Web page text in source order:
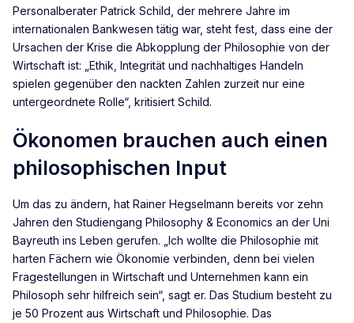
Personalberater Patrick Schild, der mehrere Jahre im
internationalen Bankwesen tätig war, steht fest, dass eine der
Ursachen der Krise die Abkopplung der Philosophie von der
Wirtschaft ist: „Ethik, Integrität und nachhaltiges Handeln
spielen gegenüber den nackten Zahlen zurzeit nur eine
untergeordnete Rolle“, kritisiert Schild.
Ökonomen brauchen auch einen
philosophischen Input
Um das zu ändern, hat Rainer Hegselmann bereits vor zehn
Jahren den Studiengang Philosophy & Economics an der Uni
Bayreuth ins Leben gerufen. „Ich wollte die Philosophie mit
harten Fächern wie Ökonomie verbinden, denn bei vielen
Fragestellungen in Wirtschaft und Unternehmen kann ein
Philosoph sehr hilfreich sein“, sagt er. Das Studium besteht zu
je 50 Prozent aus Wirtschaft und Philosophie. Das